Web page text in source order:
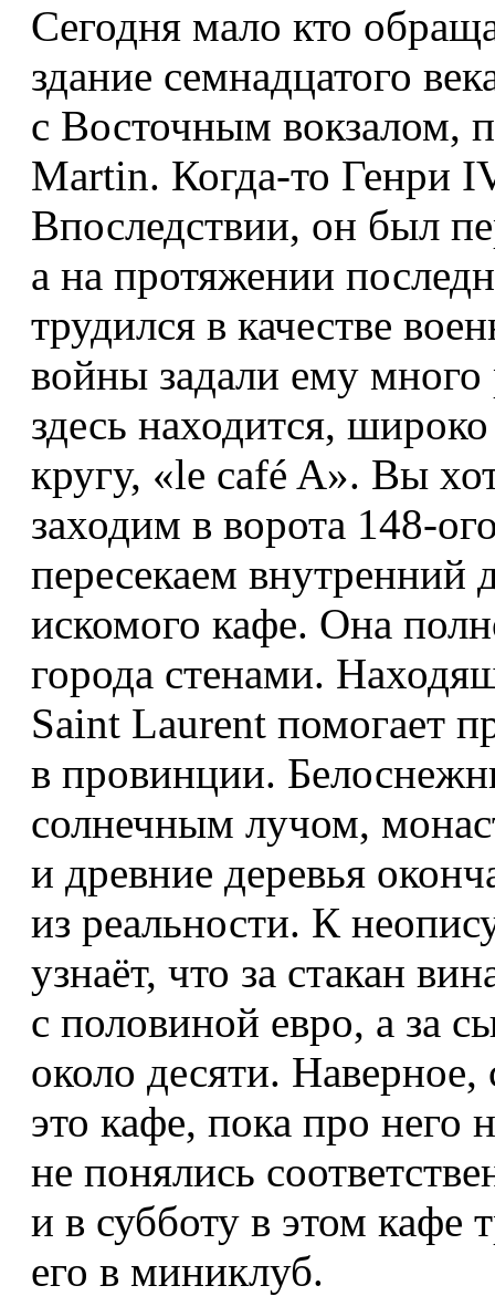
Сегодня мало кто
здание семнадцатого
с Восточным вокзалом,
Martin. Когда-то Генри
Впоследствии, он был
а на протяжении
трудился в качестве
войны задали ему
здесь находится,
кругу, «le café A». Вы
заходим в ворота 148-
пересекаем внутренний
искомого кафе. Она
города стенами.
Saint Laurent помогает
в провинции.
солнечным лучом,
и древние деревья
из реальности. К
узнаёт, что за стакан
с половиной евро, а за
около десяти.
это кафе, пока про него
не понялись
и в субботу в этом кафе
его в миниклуб.